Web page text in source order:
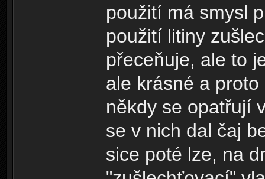
použití má smysl
použití litiny
přeceňuje, ale to
ale krásné a
někdy se opatřují
se v nich dal čaj
sice poté lze, na